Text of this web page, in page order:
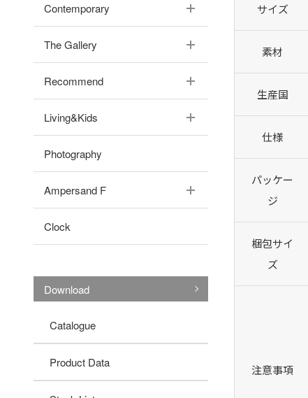
Contemporary
The Gallery
Recommend
Living&Kids
Photography
Ampersand F
Clock
Download
Catalogue
Product Data
サイズ
素材
生産国
仕様
パッケー
ジ
梱包サイ
ズ
注意事項